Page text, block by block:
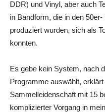
DDR) und Vinyl, aber auch
in Bandform, die in den
produziert wurden, sich als
konnten.
Es gebe kein System, nach
Programme auswählt,
Sammelleidenschaft mit 15
komplizierter Vorgang in